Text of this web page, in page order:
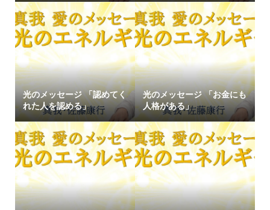
光のメッセージ 「認めてく
れた人を認める」
光のメッセージ 「お金にも
人格がある」